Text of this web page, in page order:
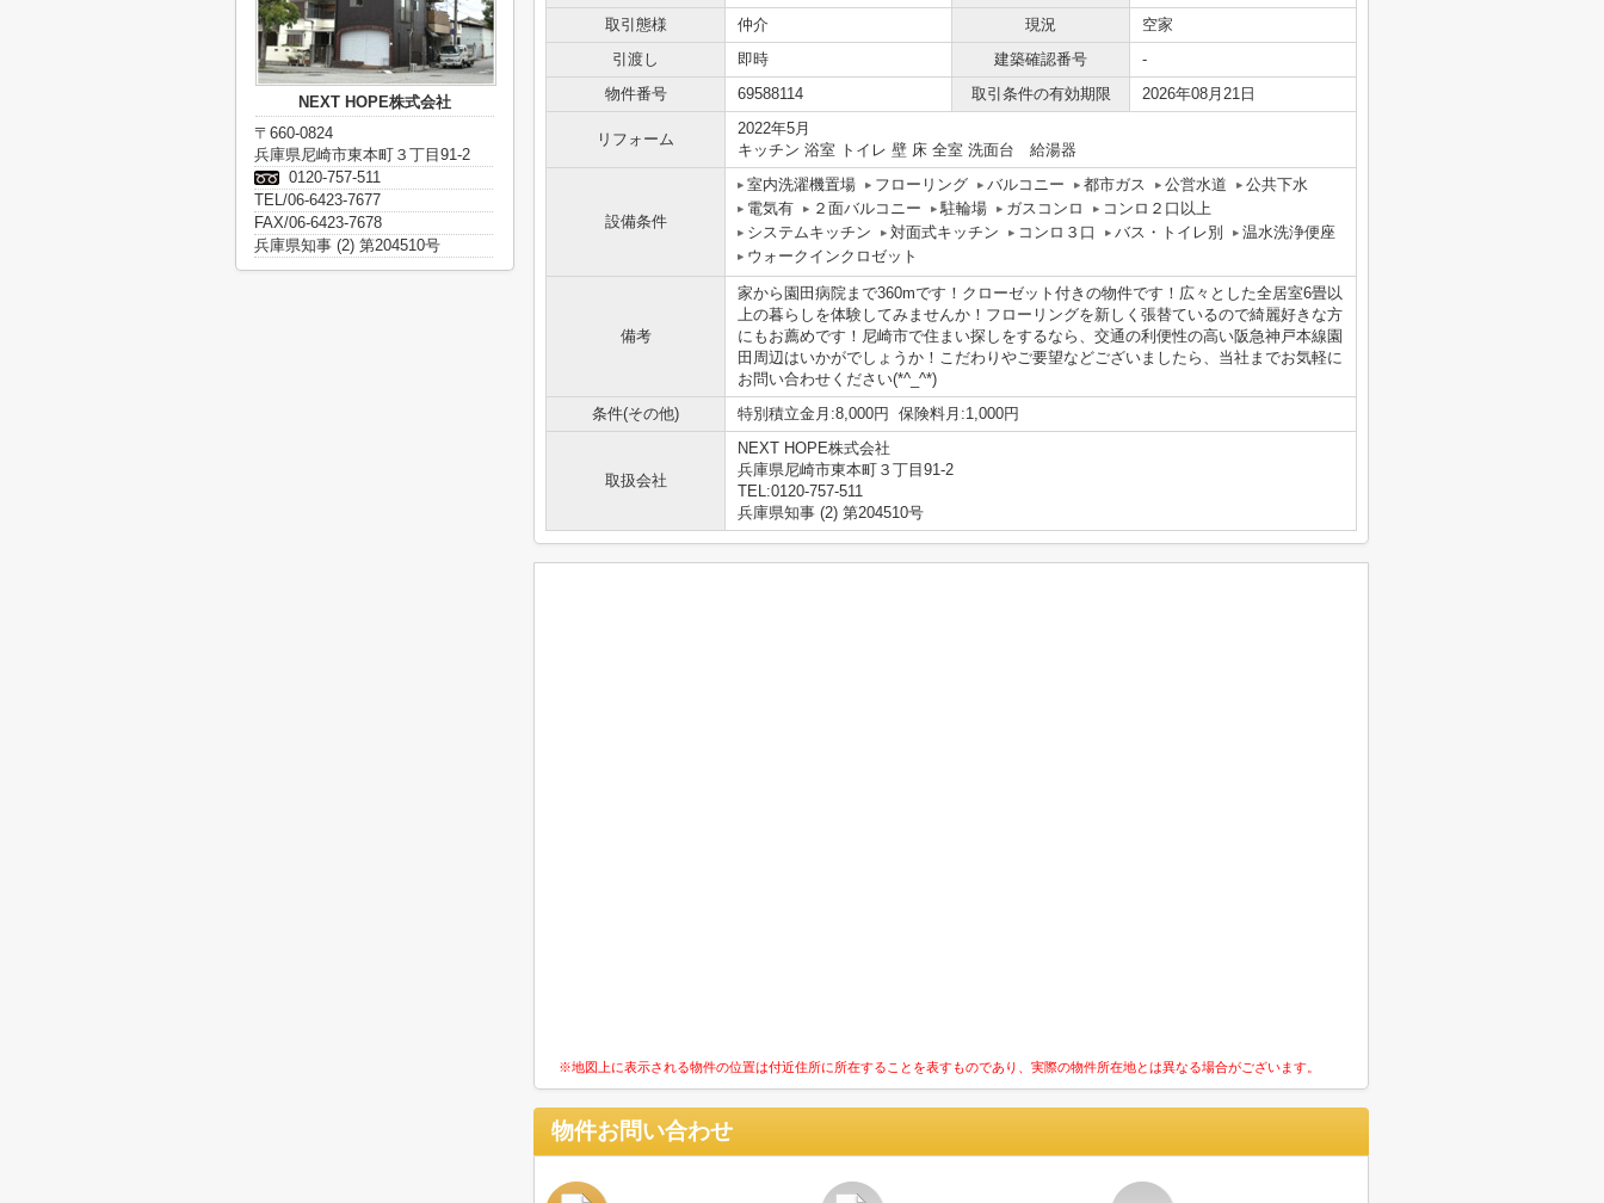
取引態様
仲介 現況
空家
引渡し
即時 建築確認番号
-
物件番号
69588114 取引条件の有効期限 2026年08月21日
リフォーム
2022年5月
キッチン 浴室 トイレ 壁 床 全室 洗面台 給湯器
設備条件
室内洗濯機置場 フローリング バルコニー 都市ガス 公営水道
公共下水
電気有
２面バルコニー 駐輪場 ガスコンロ
コンロ２口以上
システムキッチン
対面式キッチン コンロ３口 バス・トイレ別
温水洗浄便座
ウォークインクロゼット
備考
家から園田病院まで360mです！クローゼット付きの物件です！広々とした全居室6畳以
上の暮らしを体験してみませんか！フローリングを新しく張替ているので綺麗好きな方
にもお薦めです！尼崎市で住まい探しをするなら、交通の利便性の高い阪急神戸本線園
田周辺はいかがでしょうか！こだわりやご要望などございましたら、当社までお気軽に
お問い合わせください(*^_^*)
条件(その他)
特別積立金月:8,000円 保険料月:1,000円
取扱会社
NEXT HOPE株式会社
兵庫県尼崎市東本町３丁目91-2
TEL:0120-757-511
兵庫県知事 (2) 第204510号
※地図上に表示される物件の位置は付近住所に所在することを表すものであり、実際の物件所在地とは異なる場合がございます。
物件お問い合わせ
NEXT HOPE株式会社
〒660-0824
兵庫県尼崎市東本町３丁目91-2
0120-757-511
TEL/06-6423-7677
FAX/06-6423-7678
兵庫県知事 (2) 第204510号